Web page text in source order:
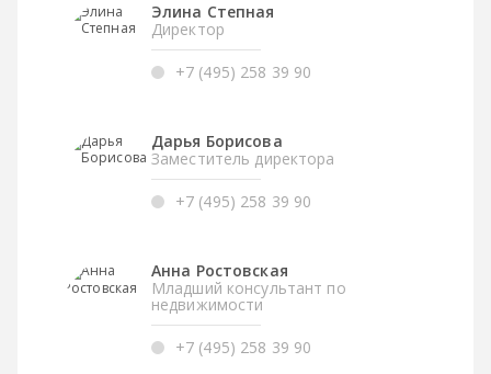
Элина Степная
Директор
+7 (495) 258 39 90
Дарья Борисова
Заместитель директора
+7 (495) 258 39 90
Анна Ростовская
Младший консультант по
недвижимости
+7 (495) 258 39 90